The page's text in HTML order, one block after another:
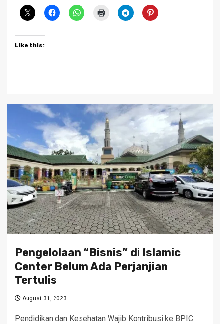
Like this:
Pengelolaan “Bisnis” di Islamic
Center Belum Ada Perjanjian
Tertulis
August 31, 2023
Pendidikan dan Kesehatan Wajib Kontribusi ke BPIC